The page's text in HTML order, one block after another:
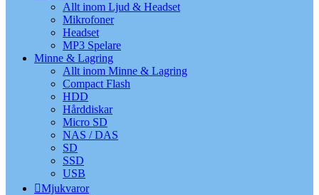
Allt inom Ljud & Headset
Mikrofoner
Headset
MP3 Spelare
Minne & Lagring
Allt inom Minne & Lagring
Compact Flash
HDD
Hårddiskar
Micro SD
NAS / DAS
SD
SSD
USB
Mjukvaror